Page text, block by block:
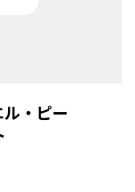
・ピー